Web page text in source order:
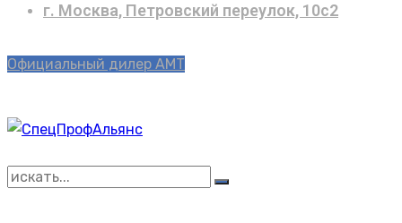
г. Москва, Петровский переулок, 10с2
Официальный дилер АМТ
Искать: